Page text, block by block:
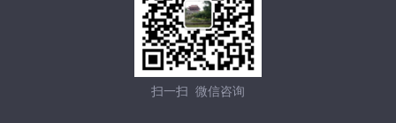
扫一扫 微信咨询